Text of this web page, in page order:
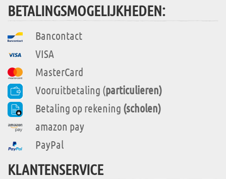
BETALINGSMOGELIJKHEDEN:
Bancontact
VISA
MasterCard
Vooruitbetaling (particulieren)
Betaling op rekening (scholen)
amazon pay
PayPal
KLANTENSERVICE